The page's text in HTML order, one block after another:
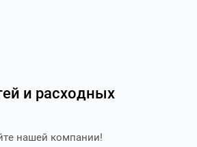
и расходных
нашей компании!